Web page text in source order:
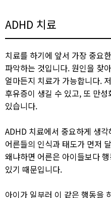
ADHD 치료
치료를 하기에 앞서 가장 중요
파악하는 것입니다. 원인을 찾
얼마든지 치료가 가능합니다.
후유증이 생길 수 있고, 또 만
있습니다.​
ADHD 치료에서 중요하게 생
어른들의 인식과 태도가 먼저
왜냐하면 어른은 아이들보다
있기 때문입니다. ​
아이가 일부러 이 같은 행동을